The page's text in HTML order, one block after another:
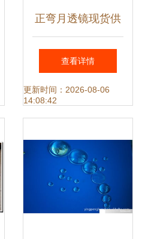
正弯月透镜现货供
应 高性能光学透镜
的快速解决方案
查看详情
更新时间：2026-08-06
14:08:42